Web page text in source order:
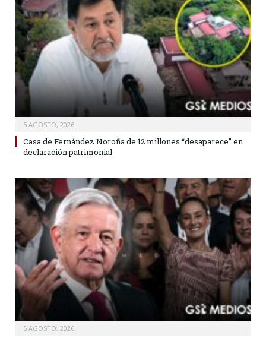
5 AGOSTO, 2026
Casa de Fernández Noroña de 12 millones “desaparece” en
declaración patrimonial
5 AGOSTO, 2026